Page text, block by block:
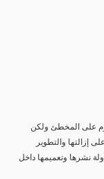
على المخطئ ولكن
والتطوير
نشرها وتعميمها داخل